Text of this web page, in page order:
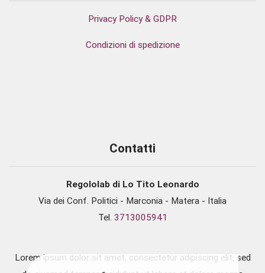
Privacy Policy & GDPR
Condizioni di spedizione
Contatti
Regololab di Lo Tito Leonardo
Via dei Conf. Politici - Marconia - Matera - Italia
Tel. 3713005941
Lorem ipsum dolor sit amet, consectetur adipiscing elit, sed